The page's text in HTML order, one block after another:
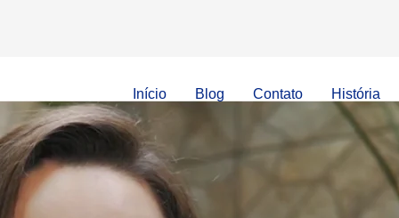
Início Blog Contato História